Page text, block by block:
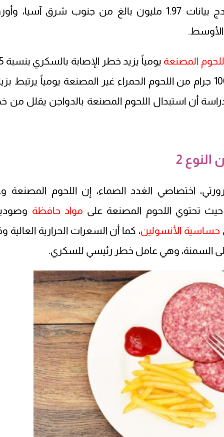
حيث حلل الباحثون من جامعة كامبريدج بيانات 1.97 مليون بالغ من جنوب شرق آسيا،
الأوسط.
المصنعة
خلال العشر سنوات القادمة، وتناول 100 جرام من اللحوم الحمراء غير المصنعة يومياً يرتبط
كما وجدت الدراسة أن استبدال اللحوم المصنعة بالدواجن يقلل من
2
اختصاصي الغدد الصماء، إن اللحوم المصنعة
تحتوي اللحوم المصنعة على مواد حافظة
حساسية الأنسولين، كما أن السعرات الحرارية العالية
السمنة، وهي عامل خطر رئيسي للسكري.